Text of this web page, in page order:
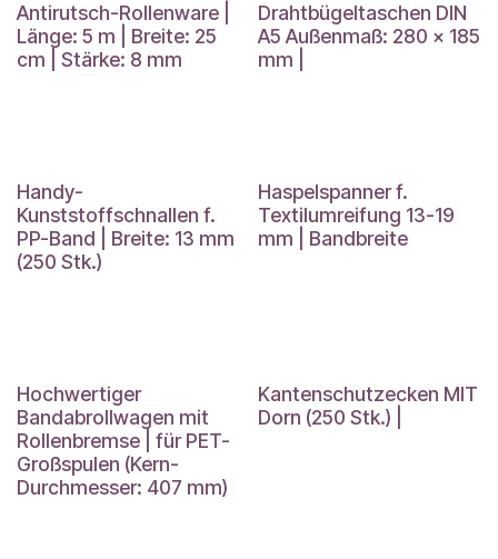
Antirutsch-Rollenware |
Länge: 5 m | Breite: 25
cm | Stärke: 8 mm
Drahtbügeltaschen DIN
A5 Außenmaß: 280 x 185
mm |
Handy-
Kunststoffschnallen f.
PP-Band | Breite: 13 mm
(250 Stk.)
Haspelspanner f.
Textilumreifung 13-19
mm | Bandbreite
Hochwertiger
Bandabrollwagen mit
Rollenbremse | für PET-
Großspulen (Kern-
Durchmesser: 407 mm)
Kantenschutzecken MIT
Dorn (250 Stk.) |